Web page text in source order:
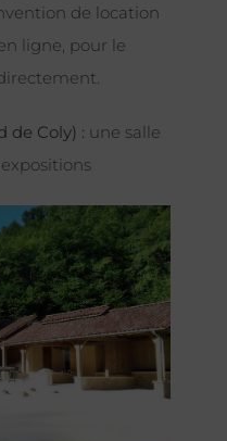
de location
ligne, pour le
de Coly) : une salle